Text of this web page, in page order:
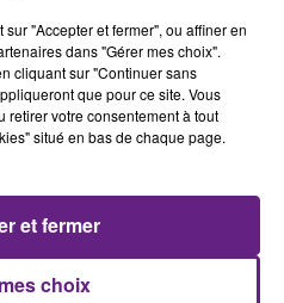
11h00 par Fabrice Aubry
"Accepter et fermer", ou affiner en
dans "Gérer mes choix".
cliquant sur "Continuer sans
que pour ce site. Vous
retirer votre consentement à tout
situé en bas de chaque page.
choix
et fermer